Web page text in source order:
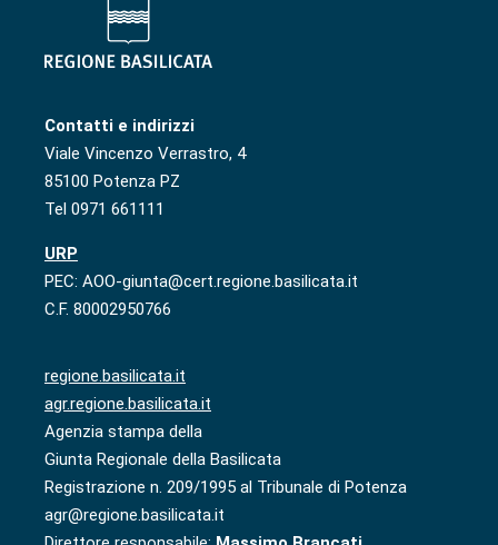
Contatti e indirizzi
Viale Vincenzo Verrastro, 4
85100 Potenza PZ
Tel 0971 661111
URP
PEC: AOO-giunta@cert.regione.basilicata.it
C.F. 80002950766
regione.basilicata.it
agr.regione.basilicata.it
Agenzia stampa della
Giunta Regionale della Basilicata
Registrazione n. 209/1995 al Tribunale di Potenza
agr@regione.basilicata.it